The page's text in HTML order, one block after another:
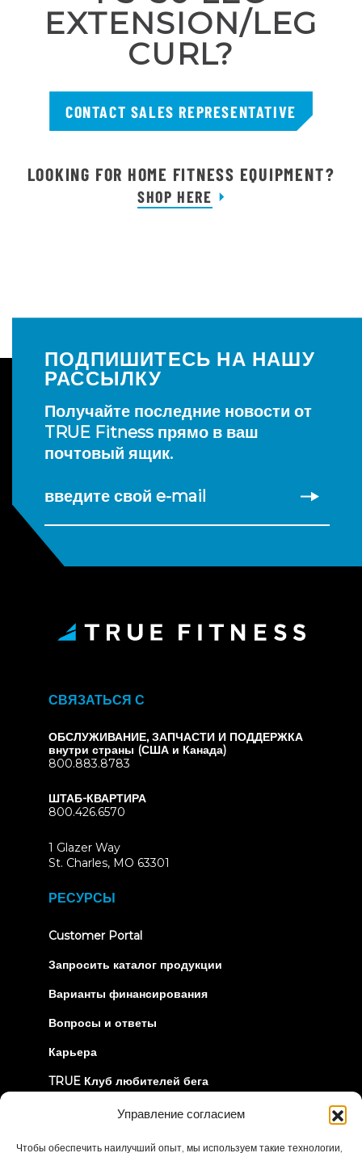
Управление согласием
Чтобы обеспечить наилучший опыт, мы используем такие технологии,
EXTENSION/LEG
CURL?
CONTACT SALES REPRESENTATIVE
LOOKING FOR HOME FITNESS EQUIPMENT?
SHOP HERE
ПОДПИШИТЕСЬ НА НАШУ
РАССЫЛКУ
Получайте последние новости от
TRUE Fitness прямо в ваш
почтовый ящик.
введите свой e-mail
СВЯЗАТЬСЯ С
ОБСЛУЖИВАНИЕ, ЗАПЧАСТИ И ПОДДЕРЖКА
внутри страны (США и Канада)
800.883.8783
ШТАБ-КВАРТИРА
800.426.6570
1 Glazer Way
St. Charles, MO 63301
РЕСУРСЫ
Customer Portal(opens
new
Запросить каталог продукции
Варианты финансирования
Вопросы и ответы
Карьера
TRUE Клуб любителей бега
Информация об отзыве